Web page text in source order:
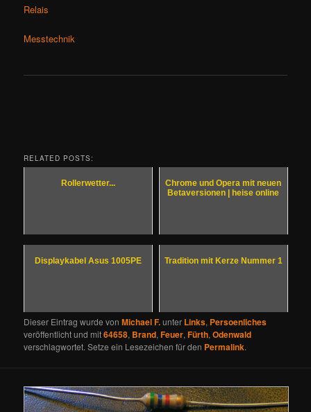
Relais
Messtechnik
RELATED POSTS:
Rollerwetter...
Chrome und Opera mit neuen
Betaversionen | heise online
Displaykabel Asus 1005PE Tradition mit Kerze Nummer 1
Dieser Eintrag wurde vonMichael F.unter Links, Persoenliches
veröffentlicht und mit64658, Brand,Feuer,Fürth,Odenwald
verschlagwortet. Setze ein Lesezeichen für den Permalink.